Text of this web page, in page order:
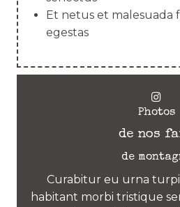
Et netus et malesuada
egestas
Photos
de nos
de
Curabitur eu urna
habitant morbi tristique